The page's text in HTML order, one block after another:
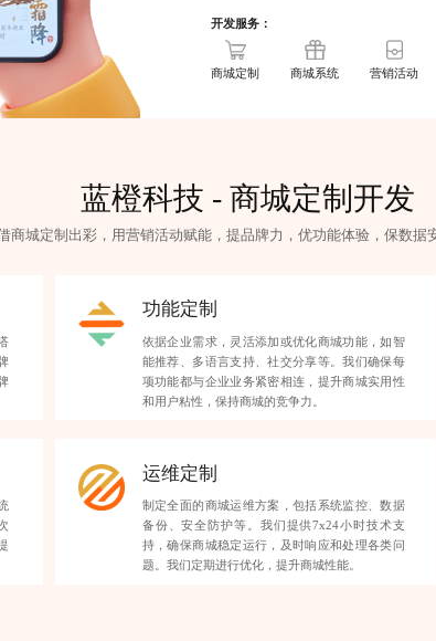
开发服务：
商城定制 商城系统 营销活动
蓝橙科技 -商城定制开发
商城定制出彩，用营销活动赋能，提品牌力，优功能体验，保数据
功能定制
依据企业需求，灵活添加或优化商城功能，如智
能推荐、多语言支持、社交分享等。我们确保每
项功能都与企业业务紧密相连，提升商城实用性
和用户粘性，保持商城的竞争力。
运维定制
制定全面的商城运维方案，包括系统监控、数据
备份、安全防护等。我们提供7x24小时技术支
持，确保商城稳定运行，及时响应和处理各类问
题。我们定期进行优化，提升商城性能。